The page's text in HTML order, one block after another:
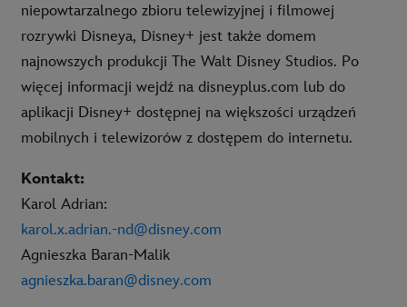
niepowtarzalnego zbioru telewizyjnej i filmowej
rozrywki Disneya, Disney+ jest także domem
najnowszych produkcji The Walt Disney Studios. Po
więcej informacji wejdź na disneyplus.com lub do
aplikacji Disney+ dostępnej na większości urządzeń
mobilnych i telewizorów z dostępem do internetu.
Kontakt:
Karol Adrian:
karol.x.adrian.-nd@disney.com
Agnieszka Baran-Malik
agnieszka.baran@disney.com